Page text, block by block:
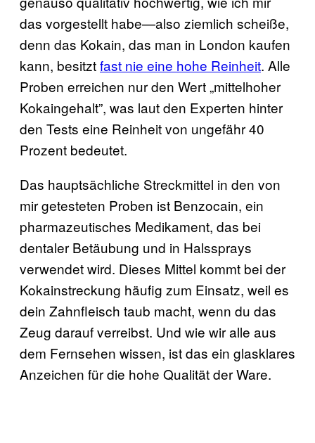
das vorgestellt habe—also ziemlich scheiße,
denn das Kokain, das man in London kaufen
kann, besitztfast nie eine hohe Reinheit. Alle
Proben erreichen nur den Wert „mittelhoher
Kokaingehalt”, was laut den Experten hinter
den Tests eine Reinheit von ungefähr 40
Prozent bedeutet.
Das hauptsächliche Streckmittel in den von
mir getesteten Proben ist Benzocain, ein
pharmazeutisches Medikament, das bei
dentaler Betäubung und in Halssprays
verwendet wird. Dieses Mittel kommt bei der
Kokainstreckung häufig zum Einsatz, weil es
dein Zahnfleisch taub macht, wenn du das
Zeug darauf verreibst. Und wie wir alle aus
dem Fernsehen wissen, ist das ein glasklares
Anzeichen für die hohe Qualität der Ware.